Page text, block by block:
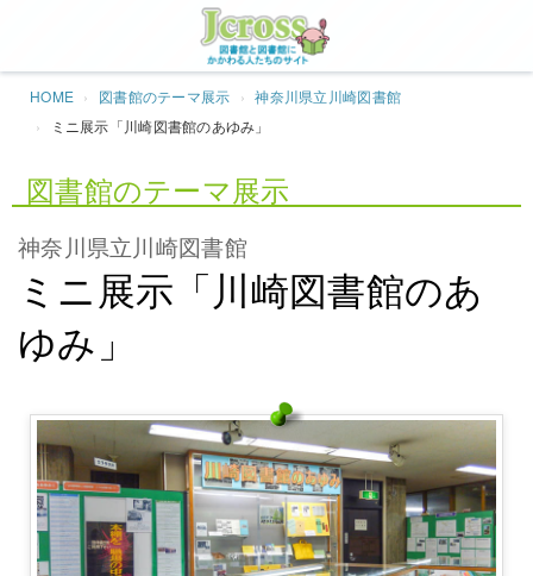
HOME 図書館のテーマ展示
神奈川県立川崎図書館
ミニ展示「川崎図書館のあゆみ」
図書館のテーマ展示
神奈川県立川崎図書館
ミニ展示「川崎図書館のあ
ゆみ」